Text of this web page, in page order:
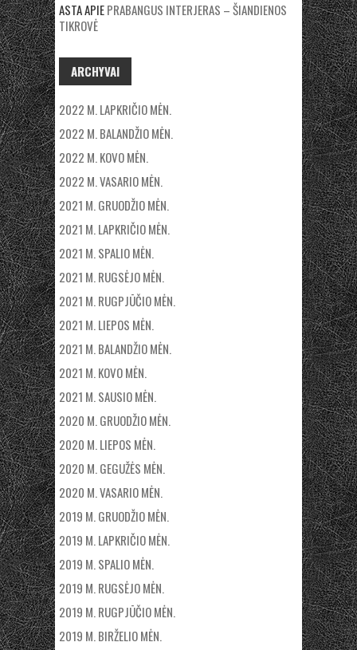
ASTAAPIEPRABANGUS INTERJERAS – ŠIANDIENOS
TIKROVĖ
ARCHYVAI
2022 M. LAPKRIČIO MĖN.
2022 M. BALANDŽIO MĖN.
2022 M. KOVO MĖN.
2022 M. VASARIO MĖN.
2021 M. GRUODŽIO MĖN.
2021 M. LAPKRIČIO MĖN.
2021 M. SPALIO MĖN.
2021 M. RUGSĖJO MĖN.
2021 M. RUGPJŪČIO MĖN.
2021 M. LIEPOS MĖN.
2021 M. BALANDŽIO MĖN.
2021 M. KOVO MĖN.
2021 M. SAUSIO MĖN.
2020 M. GRUODŽIO MĖN.
2020 M. LIEPOS MĖN.
2020 M. GEGUŽĖS MĖN.
2020 M. VASARIO MĖN.
2019 M. GRUODŽIO MĖN.
2019 M. LAPKRIČIO MĖN.
2019 M. SPALIO MĖN.
2019 M. RUGSĖJO MĖN.
2019 M. RUGPJŪČIO MĖN.
2019 M. BIRŽELIO MĖN.